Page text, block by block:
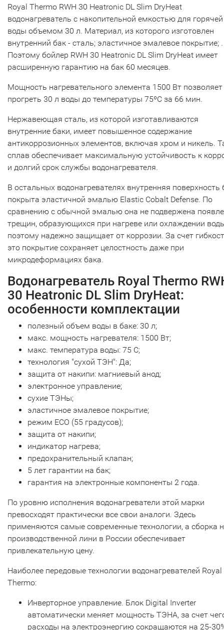
Royal Thermo RWH 30 Heatronic DL Slim DryHeat
водонагреватель с накопительной емкостью для горячей
воды объемом 30 л. Материал, из которого изготовлен
внутренний бак - сталь; эластичное эмалевое покрытие; .
Поэтому бойлер RWH 30 Heatronic DL Slim DryHeat имеет
расширенную гарантию на бак 60 месяцев.
Мощность нагревательного элемента 1500 Вт позволяет
прогреть 30 л воды до температуры 75ºС за 66 мин.
Нержавеющая сталь, из которой изготавливаются
внутренние баки, имеет повышенное содержание
антикоррозионных элементов, включая хром и никель.
сплав обеспечивает максимальную устойчивость к
и долгий срок службы водонагревателя.
В остальных водонагревателях внутренняя поверхность
покрыта эластичной эмалью Elastic Cobalt Defense. По
сравнению с обычной эмалью она не подвержена
трещин, образующихся при нагреве или охлаждении
поэтому надежно защищает от коррозии. За счет
это покрытие сохраняет целостность даже при
микродеформациях бака.
Водонагреватель Royal Thermo
30 Heatronic DL Slim DryHeat:
особенности комплектации
полезный объем воды в баке: 30 л;
макс. мощность нагревателя: 1500 Вт;
макс. температура воды: 75 С;
технология "сухой ТЭН": Да;
защита от накипи: магниевый анод;
электронное управление;
сухие ТЭНы;
эластичное эмалевое покрытие;
режим ECO (55 градусов);
защита от накипи;
индикатор нагрева;
предохранительный клапан;
5 лет гарантии на бак;
гарантия на электронные компоненты 2 года.
По уровню исполнения водонагреватели этой марки
превосходят практически все свои аналоги. Здесь
применяются самые современные технологии, а сборка
производственной лини в России обеспечивает
привлекательную цену.
Наиболее передовые технологии водонагревателей Royal
Thermo:
Инверторное управление. Блок Digital Inverter
автоматически меняет мощность ТЭНА, за счет
расходы на электроэнергию сокращаются на 25-